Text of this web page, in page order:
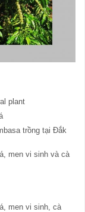
plant
trồng tại Đắk
men vi sinh và cà
men vi sinh, cà